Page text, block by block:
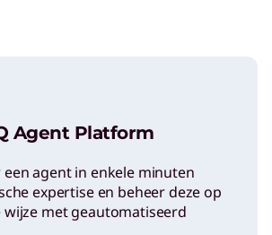
Agent Platform
agent in enkele minuten
expertise en beheer deze op
met geautomatiseerd